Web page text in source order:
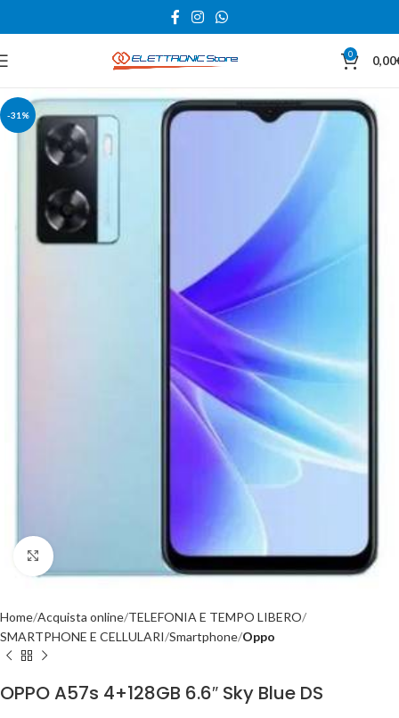
0 0,00
-31%
Click to enlarge
Home Acquista online TELEFONIA E TEMPO LIBERO
SMARTPHONE E CELLULARI Smartphone Oppo
OPPO A57s 4+128GB 6.6″ Sky Blue DS